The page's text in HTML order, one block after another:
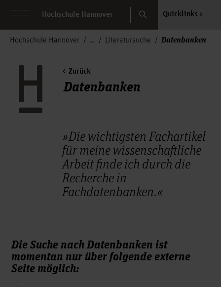
Hochschule Hannover Search Quicklinks
Hochschule Hannover Literatursuche Datenbanken
Zurück
Datenbanken
»Die wichtigsten Fachartikel
für meine wissenschaftliche
Arbeit finde ich durch die
Recherche in
Fachdatenbanken.«
Die Suche nach Datenbanken ist
momentan nur über folgende externe
Seite möglich: